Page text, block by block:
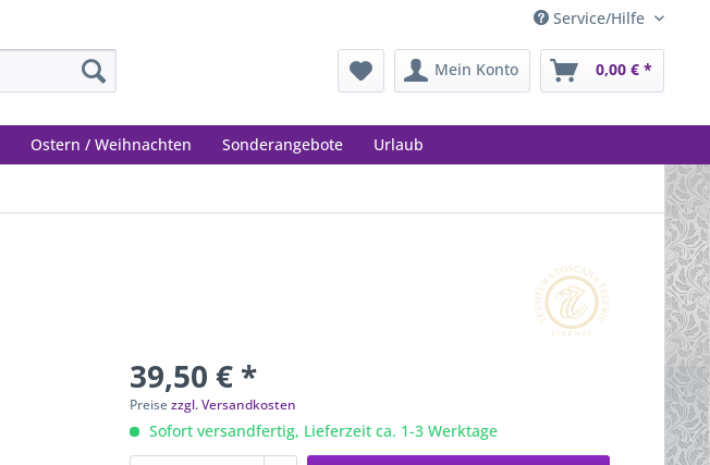
Service/Hilfe
Mein Konto 0,00 € *
Ostern / Weihnachten Sonderangebote Urlaub
39,50 € *
Preisezzgl. Versandkosten
Sofort versandfertig, Lieferzeit ca. 1-3 Werktage